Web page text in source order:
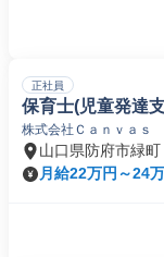
正社員
保育士(児童発達
株式会社Ｃａｎｖａｓ
山口県防府市緑町
月給22万円～24